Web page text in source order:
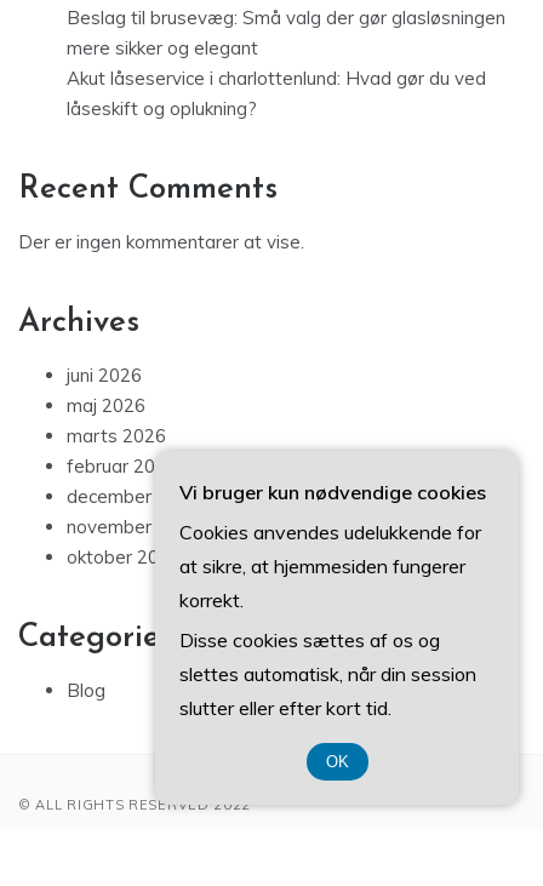
Beslag til brusevæg: Små valg der gør glasløsningen
mere sikker og elegant
Akut låseservice i charlottenlund: Hvad gør du ved
låseskift og oplukning?
Recent Comments
Der er ingen kommentarer at vise.
Archives
juni 2026
maj 2026
marts 2026
februar 2026
december 2025
november 2025
oktober 2025
Categories
Blog
© ALL RIGHTS RESERVED 2022
Vi bruger kun nødvendige cookies
Cookies anvendes udelukkende for
at sikre, at hjemmesiden fungerer
korrekt.
Disse cookies sættes af os og
slettes automatisk, når din session
slutter eller efter kort tid.
OK